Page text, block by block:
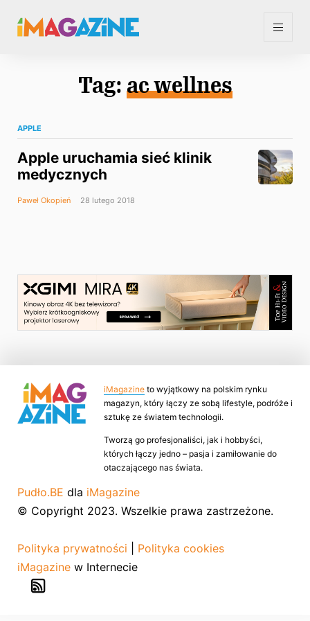
Tag: ac wellnes
APPLE
Apple uruchamia sieć klinik
medycznych
Paweł Okopień 28 lutego 2018
iMagazine to wyjątkowy na polskim rynku
magazyn, który łączy ze sobą lifestyle, podróże i
sztukę ze światem technologii.
Tworzą go profesjonaliści, jak i hobbyści,
których łączy jedno – pasja i zamiłowanie do
otaczającego nas świata.
Pudło.BE dla iMagazine
© Copyright 2023. Wszelkie prawa zastrzeżone.
Polityka prywatności
Polityka cookies
iMagazine w Internecie